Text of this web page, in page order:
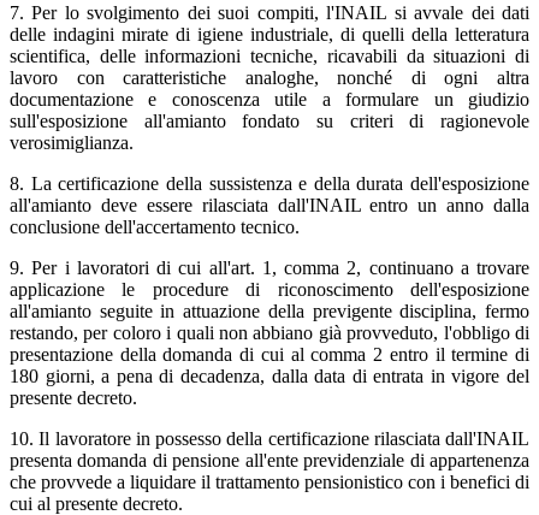
7. Per lo svolgimento dei suoi compiti, l'INAIL si avvale dei dati
delle indagini mirate di igiene industriale, di quelli della letteratura
scientifica, delle informazioni tecniche, ricavabili da situazioni di
lavoro con caratteristiche analoghe, nonché di ogni altra
documentazione e conoscenza utile a formulare un giudizio
sull'esposizione all'amianto fondato su criteri di ragionevole
verosimiglianza.
8. La certificazione della sussistenza e della durata dell'esposizione
all'amianto deve essere rilasciata dall'INAIL entro un anno dalla
conclusione dell'accertamento tecnico.
9. Per i lavoratori di cui all'art. 1, comma 2, continuano a trovare
applicazione le procedure di riconoscimento dell'esposizione
all'amianto seguite in attuazione della previgente disciplina, fermo
restando, per coloro i quali non abbiano già provveduto, l'obbligo di
presentazione della domanda di cui al comma 2 entro il termine di
180 giorni, a pena di decadenza, dalla data di entrata in vigore del
presente decreto.
10. Il lavoratore in possesso della certificazione rilasciata dall'INAIL
presenta domanda di pensione all'ente previdenziale di appartenenza
che provvede a liquidare il trattamento pensionistico con i benefici di
cui al presente decreto.